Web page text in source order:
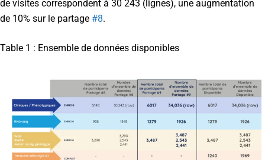
de visites correspondent à 30 243 (lignes), une augmentation
de 10% sur le partage #8.
Table 1 : Ensemble de données disponibles